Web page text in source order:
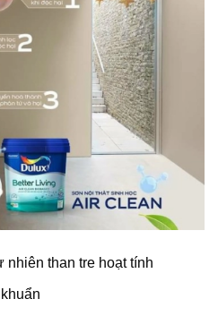
nhiên than tre hoạt tính